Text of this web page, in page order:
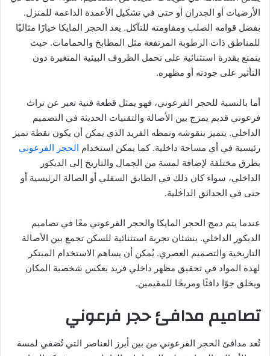
الأرضيات أو الجدران أو حتى في تشكيل الأعمدة الداعمة للمنزل.
بفضل قوامه الصلب ومقاومته للتآكل. يعد الحجر المايكا خيارًا مثاليًا
للمناطق ذات الرطوبة المرتفعة مثل المطابخ والحمامات. حيث
يتمتع بقدرة استثنائية على تحمل الظروف البيئية المتغيرة دون
التأثير على جودته أو مظهره.
أما بالنسبة للحجر الفرعوني، فهو يمثل قطعة فنية تعبر عن تراث
فرعوني قديم يمزج بين الأصالة والتقنيات الحديثة في التصميم
الداخلي. يتميز بنقوشه ونمطه الفريد الذي يمكن أن يكون نقطة تميز
رئيسية في أي مساحة داخلية. كما يمكن استخدام الحجر الفرعوني
بطرق مختلفة لإضافة لمسة من الجمال والتاريخ إلى الديكور
الداخلي، سواء كان ذلك في الطابق السفلي أو الصالة الرئيسية أو
حتى في الحدائق الداخلية.
عندما يتم دمج الحجر المايكا والحجر الفرعوني معًا في تصاميم
الديكور الداخلي. ينشئان تجربة استثنائية للسكن تجمع بين الأصالة
التاريخية والتصميم العصري. يُمكن أن يساهم الاستخدام المبتكر
لهذه المواد في تحقيق مظهر داخلي فريد يعكس شخصية المكان
ويخلق جوًا دافئًا ومريحًا للمقيمين.
تصاميم مدافئ حجر فرعوني
تُعد مدافئ الحجر الفرعوني من بين أبرز العناصر التي تُضفي لمسة